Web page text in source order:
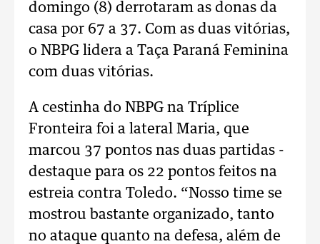
domingo (8) derrotaram as donas da
casa por 67 a 37. Com as duas vitórias,
o NBPG lidera a Taça Paraná Feminina
com duas vitórias.
A cestinha do NBPG na Tríplice
Fronteira foi a lateral Maria, que
marcou 37 pontos nas duas partidas -
destaque para os 22 pontos feitos na
estreia contra Toledo. “Nosso time se
mostrou bastante organizado, tanto
no ataque quanto na defesa, além de